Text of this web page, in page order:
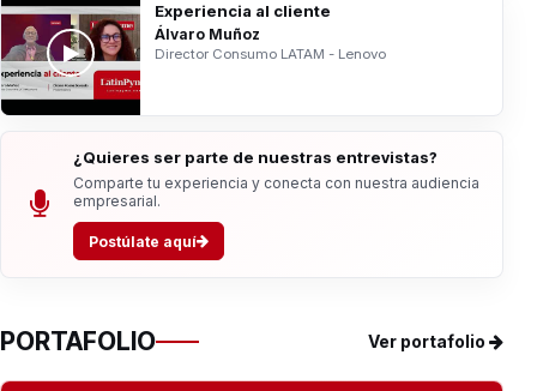
Experiencia al cliente
Álvaro Muñoz
Director Consumo LATAM - Lenovo
¿Quieres ser parte de nuestras entrevistas?
Comparte tu experiencia y conecta con nuestra audiencia
empresarial.
Postúlate aquí
PORTAFOLIO Ver portafolio